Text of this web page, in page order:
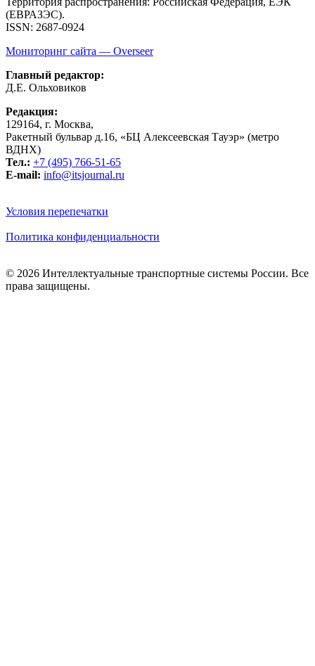
(ЕВРАЗЭС).
ISSN: 2687-0924
Мониторинг сайта — Overseer
Главный редактор:
Д.Е. Ольховиков
Редакция:
129164, г. Москва,
Ракетный бульвар д.16, «БЦ Алексеевская Тауэр» (метро
ВДНХ)
Тел.: +7 (495) 766-51-65
E-mail: info@itsjournal.ru
Условия перепечатки
Политика конфиденциальности
© 2026 Интеллектуальные транспортные системы России. Все
права защищены.